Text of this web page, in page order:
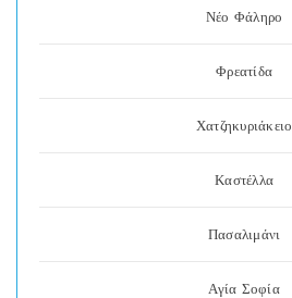
Νέο Φάληρο
Φρεατίδα
Χατζηκυριάκειο
Καστέλλα
Πασαλιμάνι
Αγία Σοφία